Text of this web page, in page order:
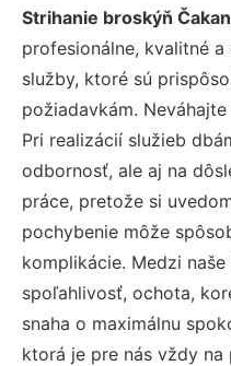
Strihanie broskýň
profesionálne, kvalitné
služby, ktoré sú
požiadavkám.
Pri realizácií služieb
odbornosť, ale aj na
práce, pretože si
pochybenie môže
komplikácie. Medzi
spoľahlivosť, ochota,
snaha o maximálnu
ktorá je pre nás vždy na